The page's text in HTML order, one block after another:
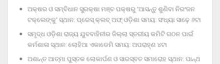
ଅକ୍ଷର ଓ ସମ୍ବିଧାନ ସୁରକ୍ଷା ମଞ୍ଚ ପକ୍ଷରୁ ‘ଆସନ୍ତୁ ଶୁଣିବା ନିରଂଜନ
ଟକ୍‌ଲେଙ୍କୁ’ ସ୍ଥାନ: ପ୍ରେସ୍‌ କ୍ଲବ୍‌ ଅଫ୍‌ ଓଡ଼ିଶା ସମୟ: ସଂଧ୍ୟା ସାଢ଼େ ୬ଟା
ସମୃଦ୍ଧ ଓଡ଼ିଶା ରାଜ୍ୟ ଯୁବବାହିନୀର ଜିଲ୍ଲା ସ୍ତରୀୟ କମିଟି ଗଠନ ପାଇଁ
କର୍ମଶାଳା ସ୍ଥାନ: ଲୋହିଆ ଏକାଡେମି ସମୟ: ଅପରାହ୍‌ଣ ୪ଟା
ଅଶାନ୍ତ ଆତ୍ମା ପୁସ୍ତକ ଲୋକାର୍ପଣ ଓ ସାରସ୍ବତ ସମାରୋହ ସ୍ଥାନ: ପାନ୍ଥ